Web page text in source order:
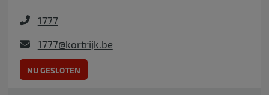
1777
1777@kortrijk.be
NU GESLOTEN